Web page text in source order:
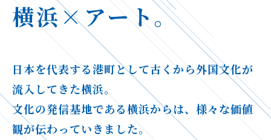
横浜×アート。
日本を代表する港町として古くから外国文化が
流入してきた横浜。
文化の発信基地である横浜からは、様々な価値
観が伝わっていきました。